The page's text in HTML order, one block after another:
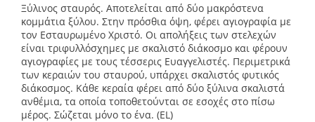
Ξύλινος σταυρός. Αποτελείται από δύο μακρόστενα
κομμάτια ξύλου. Στην πρόσθια όψη, φέρει αγιογραφία με
τον Εσταυρωμένο Χριστό. Οι απολήξεις των στελεχών
είναι τριφυλλόσχημες με σκαλιστό διάκοσμο και φέρουν
αγιογραφίες με τους τέσσερις Ευαγγελιστές. Περιμετρικά
των κεραιών του σταυρού, υπάρχει σκαλιστός φυτικός
διάκοσμος. Κάθε κεραία φέρει από δύο ξύλινα σκαλιστά
ανθέμια, τα οποία τοποθετούνται σε εσοχές στο πίσω
μέρος. Σώζεται μόνο το ένα. (EL)